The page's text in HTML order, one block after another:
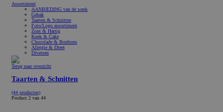
Assortiment
AANBIEDING van de week
Gebak
Taarten & Schnitten
Foto/Logo assortiment
Zout & Hartig
Koek & Cake
Chocolade & Bonbons
Allergie & Dieet
Diversen
Terug naar overzicht
Taarten & Schnitten
(44 producten)
Product 2 van 44